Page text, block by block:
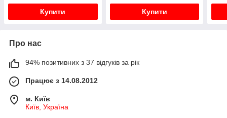
Купити Купити
Про нас
94% позитивних з 37 відгуків за рік
Працює з 14.08.2012
м. Київ
Київ, Україна